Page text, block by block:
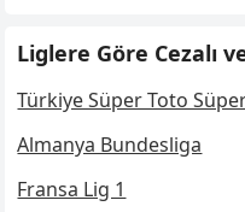
Liglere Göre Cezalı
Türkiye Süper Toto
Almanya Bundesliga
Fransa Lig 1